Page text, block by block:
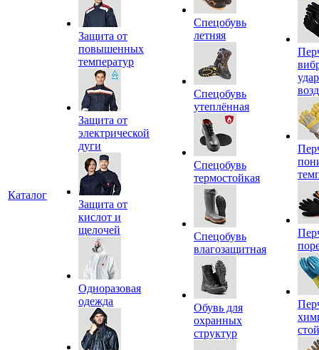
Каталог
Защита от
повышенных
температур
Защита от
электрической
дуги
Защита от
кислот и
щелочей
Одноразовая
одежда
Спецобувь
летняя
Спецобувь
утеплённая
Спецобувь
термостойкая
Спецобувь
влагозащитная
Обувь для
охранных
структур